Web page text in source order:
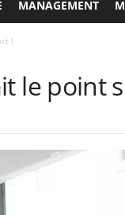
MANAGEMENT
!
le point